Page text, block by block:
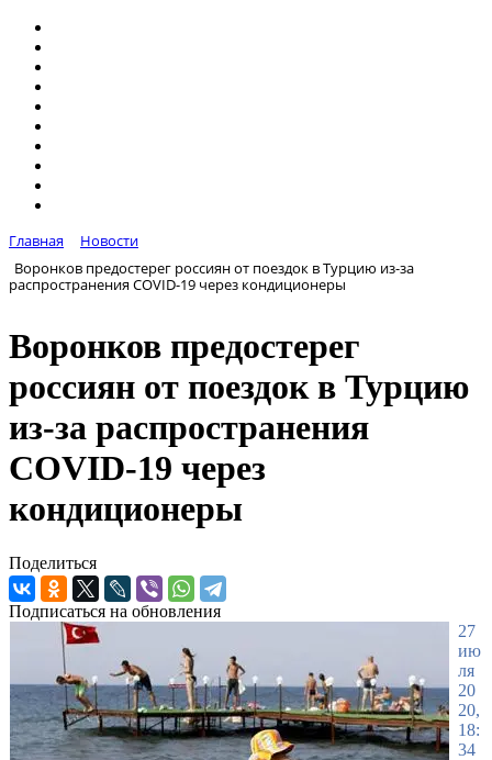
Главная
Новости
Воронков предостерег россиян от поездок в Турцию из-за
распространения COVID-19 через кондиционеры
Воронков предостерег
россиян от поездок в Турцию
из-за распространения
COVID-19 через
кондиционеры
Поделиться
Подписаться на обновления
27
ию
ля
20
20,
18:
34